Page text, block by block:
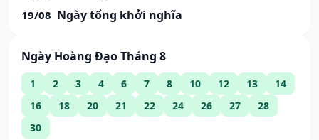
19/08 Ngày tổng khởi nghĩa
Ngày Hoàng Đạo Tháng 8
1 2 3 4 6 7 8 10 12 13
14
16
18 20 21 22 24 26 27
28
30